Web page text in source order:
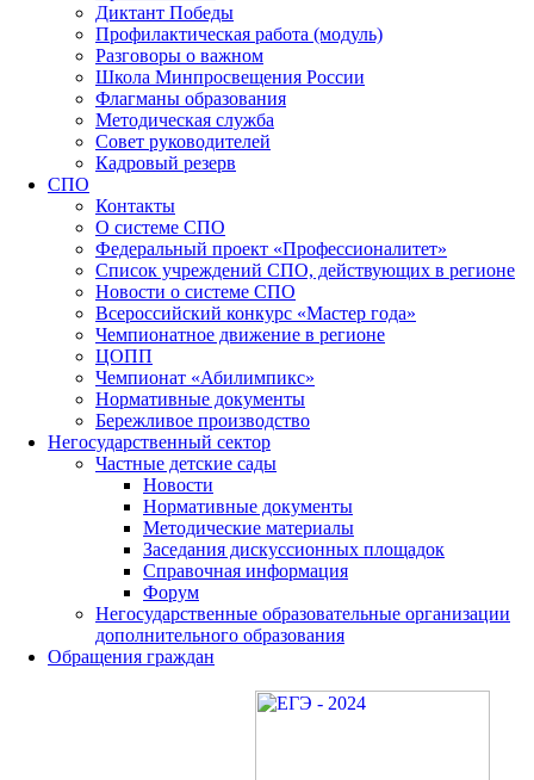
Диктант Победы
Профилактическая работа (модуль)
Разговоры о важном
Школа Минпросвещения России
Флагманы образования
Методическая служба
Совет руководителей
Кадровый резерв
СПО
Контакты
О системе СПО
Федеральный проект «Профессионалитет»
Список учреждений СПО, действующих в регионе
Новости о системе СПО
Всероссийский конкурс «Мастер года»
Чемпионатное движение в регионе
ЦОПП
Чемпионат «Абилимпикс»
Нормативные документы
Бережливое производство
Негосударственный сектор
Частные детские сады
Новости
Нормативные документы
Методические материалы
Заседания дискуссионных площадок
Справочная информация
Форум
Негосударственные образовательные организации
дополнительного образования
Обращения граждан